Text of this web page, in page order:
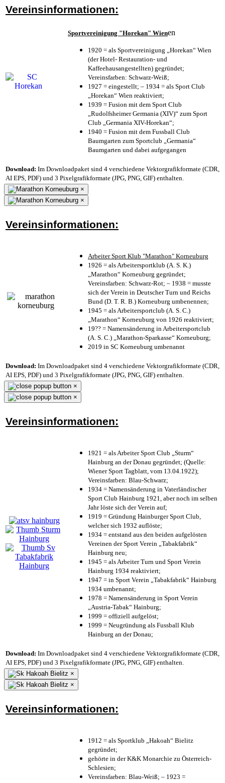
Vereinsinformationen:
Sportvereinigung "Horekan" Wienen
1920 = als Sportvereinigung „Horekan“ Wien
(der Hotel- Restauration- und
Kaffeehausangestellten) gegründet;
Vereinsfarben: Schwarz-Weiß;
1927 = eingestellt; – 1934 = als Sport Club
„Horekan“ Wien reaktiviert;
1939 = Fusion mit dem Sport Club
„Rudolfsheimer Germania (XIV)“ zum Sport
Club „Germania XIV-Horekan“;
1940 = Fusion mit dem Fussball Club
Baumgarten zum Sportclub „Germania“
Baumgarten und dabei aufgegangen
Download: Im Downloadpaket sind 4 verschiedene Vektorgrafikformate (CDR,
AI EPS, PDF) und 3 Pixelgrafikformate (JPG, PNG, GIF) enthalten.
×
×
Vereinsinformationen:
Arbeiter Sport Klub "Marathon" Korneuburg
1926 = als Arbeitersportklub (A. S. K.)
„Marathon“ Korneuburg gegründet;
Vereinsfarben: Schwarz-Rot; – 1938 = musste
sich der Verein in Deutscher Turn und Reichs
Bund (D. T. R. B.) Korneuburg umbenennen;
1945 = als Arbeitersportclub (A. S. C.)
„Marathon“ Korneuburg von 1926 reaktiviert;
19?? = Namensänderung in Arbeitersportclub
(A. S. C.) „Marathon-Sparkasse“ Korneuburg;
2019 in SC Korneuburg umbenannt
Download: Im Downloadpaket sind 4 verschiedene Vektorgrafikformate (CDR,
AI EPS, PDF) und 3 Pixelgrafikformate (JPG, PNG, GIF) enthalten.
×
×
Vereinsinformationen:
1921 = als Arbeiter Sport Club „Sturm“
Hainburg an der Donau gegründet; (Quelle:
Wiener Sport Tagblatt, vom 13.04.1922);
Vereinsfarben: Blau-Schwarz;
1934 = Namensänderung in Vaterländischer
Sport Club Hainburg 1921, aber noch im selben
Jahr löste sich der Verein auf;
1919 = Gründung Hainburger Sport Club,
welcher sich 1932 auflöste;
1934 = entstand aus den beiden aufgelösten
Vereinen der Sport Verein „Tabakfabrik“
Hainburg neu;
1945 = als Arbeiter Turn und Sport Verein
Hainburg 1934 reaktiviert;
1947 = in Sport Verein „Tabakfabrik“ Hainburg
1934 umbenannt;
1978 = Namensänderung in Sport Verein
„Austria-Tabak“ Hainburg;
1999 = offiziell aufgelöst;
1999 = Neugründung als Fussball Klub
Hainburg an der Donau;
Download: Im Downloadpaket sind 4 verschiedene Vektorgrafikformate (CDR,
AI EPS, PDF) und 3 Pixelgrafikformate (JPG, PNG, GIF) enthalten.
×
×
Vereinsinformationen:
1912 = als Sportklub „Hakoah“ Bielitz
gegründet;
gehörte in der K&K Monarchie zu Österreich-
Schlesien;
Vereinsfarben: Blau-Weiß; – 1923 =